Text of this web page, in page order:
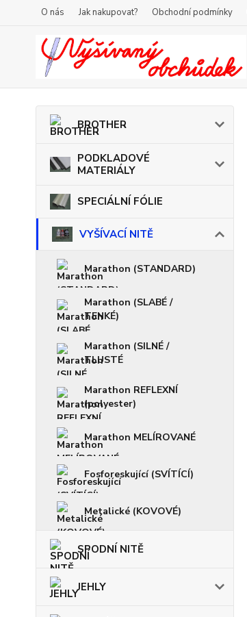
O nás Jak nakupovat? Obchodní podmínky
BROTHER
PODKLADOVÉ
MATERIÁLY
SPECIÁLNÍ FÓLIE
VYŠÍVACÍ NITĚ
Marathon (STANDARD)
Marathon (SLABÉ /
TENKÉ)
Marathon (SILNÉ /
TLUSTÉ
Marathon REFLEXNÍ
(polyester)
Marathon MELÍROVANÉ
Fosforeskující (SVÍTÍCÍ)
Metalické (KOVOVÉ)
SPODNÍ NITĚ
JEHLY